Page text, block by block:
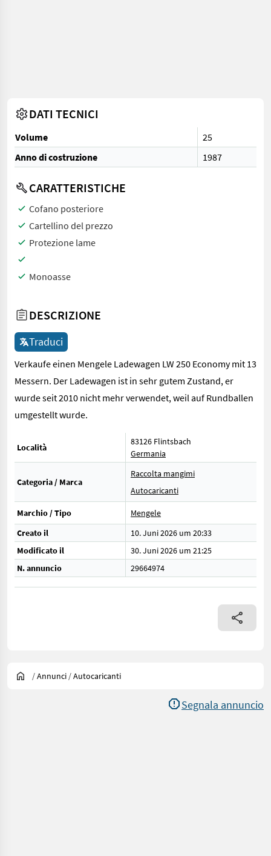
DATI TECNICI
Volume
25
Anno di costruzione
1987
CARATTERISTICHE
Cofano posteriore
Cartellino del prezzo
Protezione lame
Monoasse
DESCRIZIONE
Traduci
Verkaufe einen Mengele Ladewagen LW 250 Economy mit 13
Messern. Der Ladewagen ist in sehr gutem Zustand, er
wurde seit 2010 nicht mehr verwendet, weil auf Rundballen
umgestellt wurde.
Località
83126 Flintsbach
Germania
Categoria / Marca
Raccolta mangimi
Autocaricanti
Marchio / Tipo
Mengele
Creato il
10. Juni 2026 um 20:33
Modificato il
30. Juni 2026 um 21:25
N. annuncio
29664974
/Annunci /Autocaricanti
Segnala annuncio